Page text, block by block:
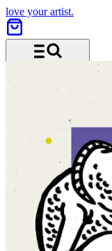
love your artist.